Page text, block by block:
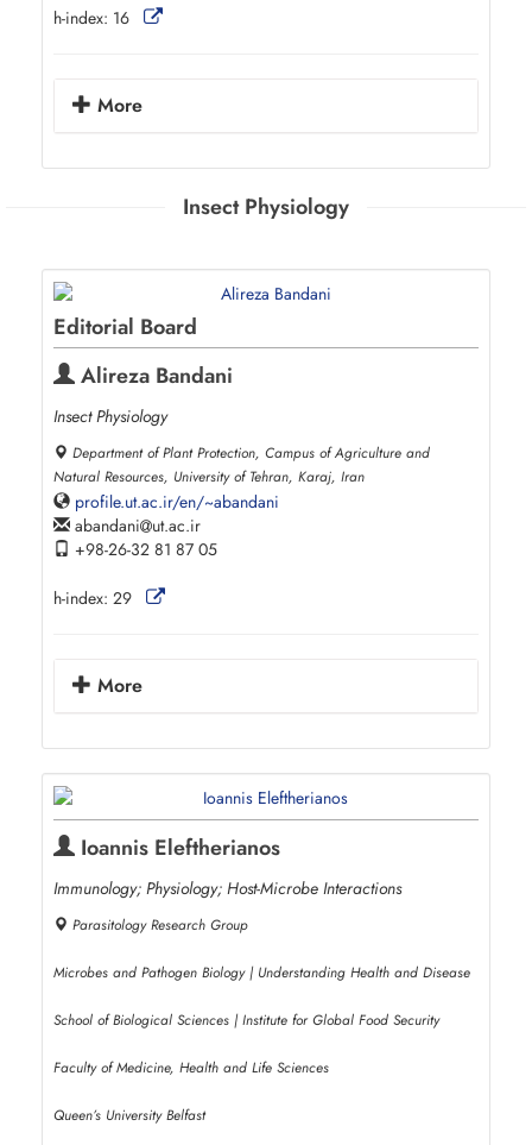
h-index: 16
More
Insect Physiology
Editorial Board
Alireza Bandani
Insect Physiology
Department of Plant Protection, Campus of Agriculture and
Natural Resources, University of Tehran, Karaj, Iran
profile.ut.ac.ir/en/~abandani
abandani ut.ac.ir
+98-26-32 81 87 05
h-index: 29
More
Ioannis Eleftherianos
Immunology; Physiology; Host-Microbe Interactions
Parasitology Research Group
Microbes and Pathogen Biology | Understanding Health and Disease
School of Biological Sciences | Institute for Global Food Security
Faculty of Medicine, Health and Life Sciences
Queen’s University Belfast